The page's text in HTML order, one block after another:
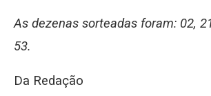
As dezenas sorteadas foram: 02,
53.
Da Redação